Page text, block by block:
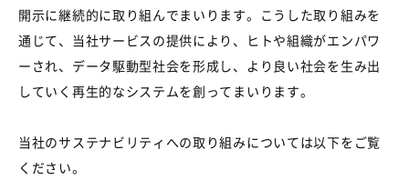
開示に継続的に取り組んでまいります。こうした取り組みを
通じて、当社サービスの提供により、ヒトや組織がエンパワ
ーされ、データ駆動型社会を形成し、より良い社会を生み出
していく再生的なシステムを創ってまいります。
当社のサステナビリティへの取り組みについては以下をご覧
ください。